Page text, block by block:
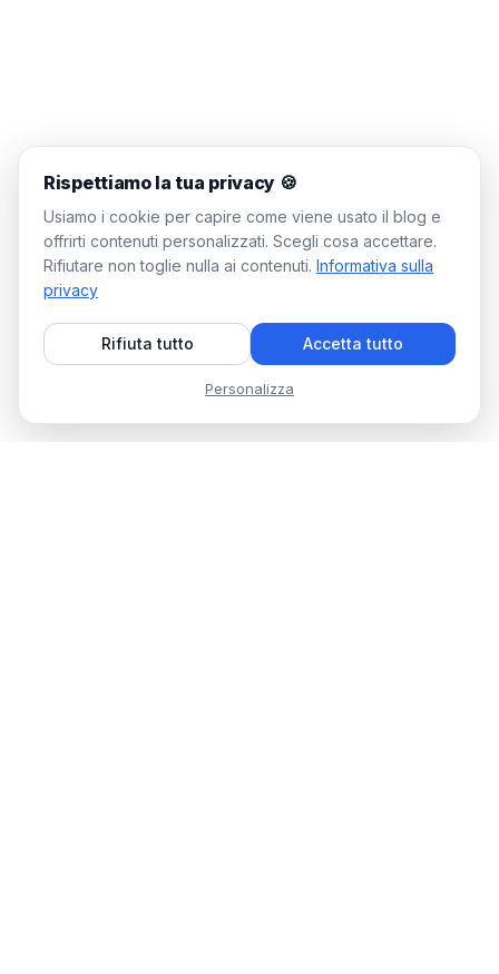
Rispettiamo la tua privacy 🍪
Usiamo i cookie per capire come viene usato il blog e
offrirti contenuti personalizzati. Scegli cosa accettare.
Rifiutare non toglie nulla ai contenuti. Informativa sulla
privacy
Rifiuta tutto Accetta tutto
Personalizza